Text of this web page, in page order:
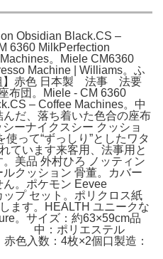
Obsidian Black.CS –
6360 MilkPerfection
。Miele CM6360
Machine | Williams。ふ
】赤色 日本製 法事 法要
布団。Miele - CM 6360
– Coffee Machines。中
だ、落ち着いた色合の座布
ーナイクスシー クッショ
って“ずっしり”としたワタ
ています来客用、法事用と
美品 外村ひろ ノッティン
クッション 骨董。カバー
ん。ポケモン Eevee
プ セット。ポリクロス紙
ます。HEALTH ユニークな
。サイズ：約63×59cm品
中：ポリエステル
色入数：4枚×2個口製造：